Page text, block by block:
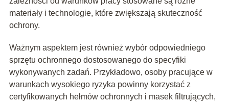
materiały i technologie, które zwiększają skuteczność
ochrony.
Ważnym aspektem jest również wybór odpowiedniego
sprzętu ochronnego dostosowanego do specyfiki
wykonywanych zadań. Przykładowo, osoby pracujące w
warunkach wysokiego ryzyka powinny korzystać z
certyfikowanych hełmów ochronnych i masek filtrujących,